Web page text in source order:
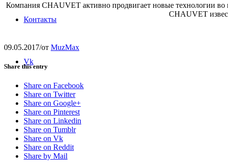
Контакты
Vk
Компания CHAUVET активно продвигает новые технологии
CHAUVET
09.05.2017/от MuzMax
Share this entry
Share on Facebook
Share on Twitter
Share on Google+
Share on Pinterest
Share on Linkedin
Share on Tumblr
Share on Vk
Share on Reddit
Share by Mail